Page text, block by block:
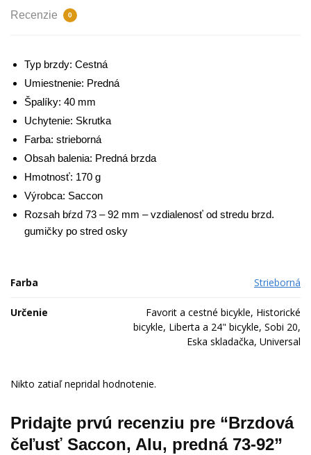
Recenzie 0
Typ brzdy: Cestná
Umiestnenie: Predná
Špalíky: 40 mm
Uchytenie: Skrutka
Farba: strieborná
Obsah balenia: Predná brzda
Hmotnosť: 170 g
Výrobca: Saccon
Rozsah bŕzd 73 – 92 mm – vzdialenosť od stredu brzd.
gumičky po stred osky
Farba Strieborná
Určenie
Favorit a cestné bicykle, Historické
bicykle, Liberta a 24" bicykle, Sobi 20,
Eska skladačka, Universal
Nikto zatiaľ nepridal hodnotenie.
Pridajte prvú recenziu pre “Brzdová
čeľusť Saccon, Alu, predná 73-92”